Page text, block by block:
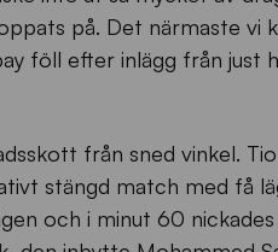
på. Det närmaste vi
föll efter inlägg från just
från sned vinkel.
stängd match med få
och i minut 60